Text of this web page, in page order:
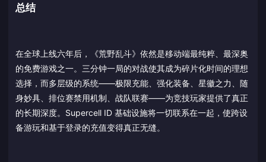
总结
在全球上线六年后，《荒野乱斗》依然是移动端最纯粹、最深奥
的免费游戏之一。三分钟一局的对战使其成为碎片化时间的理想
选择，而多层级的系统——极限充能、强化装备、星徽之力、随
身妙具、排位赛禁用机制、战队联赛——为竞技玩家提供了真正
的长期深度。Supercell ID 基础设施将一切联系在一起，使跨设
备游玩和基于登录的充值变得真正无缝。